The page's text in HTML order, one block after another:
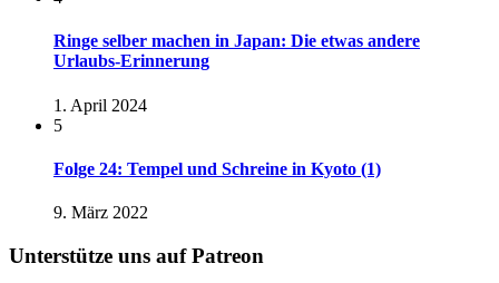
Ringe selber machen in Japan: Die etwas andere
Urlaubs-Erinnerung
1. April 2024
5
Folge 24: Tempel und Schreine in Kyoto (1)
9. März 2022
Unterstütze uns auf Patreon